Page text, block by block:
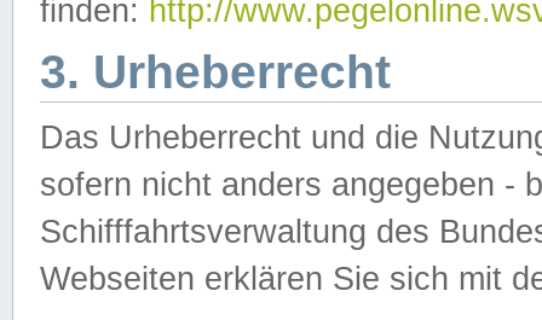
finden: http://
3. Urheberrecht
Das Urheberrecht und die
sofern nicht anders angegeben -
Schifffahrtsverwaltung des
Webseiten erklären Sie sich mit